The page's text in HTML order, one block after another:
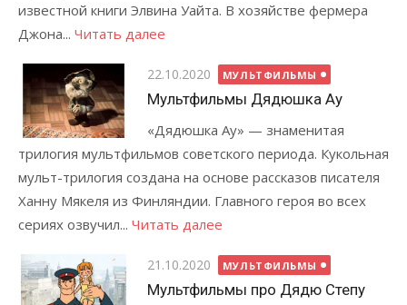
известной книги Элвина Уайта. В хозяйстве фермера
Джона... Читать далее
Posted
on
22.10.2020 МУЛЬТФИЛЬМЫ
Мультфильмы Дядюшка Ау
«Дядюшка Ау» — знаменитая
трилогия мультфильмов советского периода. Кукольная
мульт-трилогия создана на основе рассказов писателя
Ханну Мякеля из Финляндии. Главного героя во всех
сериях озвучил... Читать далее
Posted
on
21.10.2020 МУЛЬТФИЛЬМЫ
Мультфильмы про Дядю Степу